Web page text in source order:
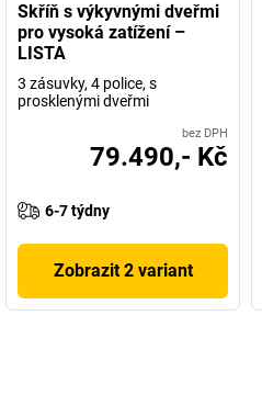
Skříň s výkyvnými dveřmi
pro vysoká zatížení –
LISTA
3 zásuvky, 4 police, s
prosklenými dveřmi
bez DPH
79.490,- Kč
6-7 týdny
Zobrazit 2 variant